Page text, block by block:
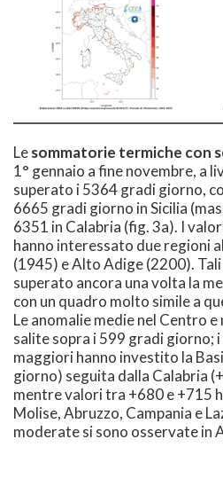
Lesommatorie termiche con
1° gennaio a fine novembre, a
superato i 5364 gradi giorno,
6665 gradi giorno in Sicilia
6351 in Calabria (fig. 3a). I
hanno interessato due regioni
(1945) e Alto Adige (2200).
superato ancora una volta la
con un quadro molto simile a
Le anomalie medie nel Centro
salite sopra i 599 gradi giorno;
maggiori hanno investito la
giorno) seguita dalla Calabria
mentre valori tra +680 e +715
Molise, Abruzzo, Campania e
moderate si sono osservate in